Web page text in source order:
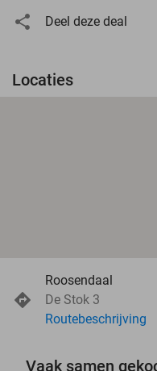
Deel deze deal
Locaties
Roosendaal
De Stok 3
Routebeschrijving
Vaak samen